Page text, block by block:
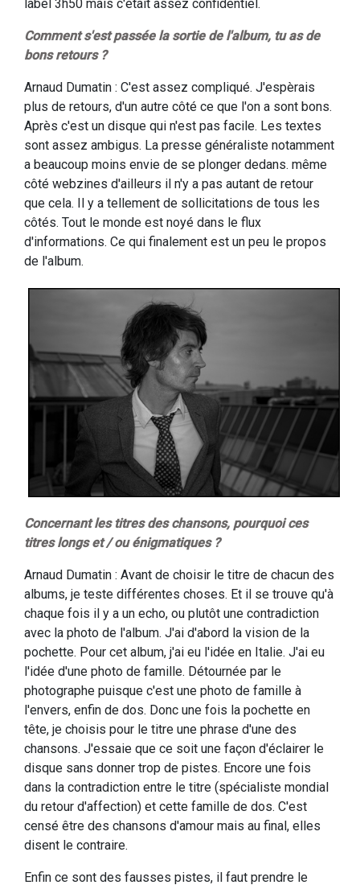
label 3h50 mais c'était assez confidentiel.
Comment s'est passée la sortie de l'album, tu as de
bons retours ?
Arnaud Dumatin : C'est assez compliqué. J'espèrais
plus de retours, d'un autre côté ce que l'on a sont bons.
Après c'est un disque qui n'est pas facile. Les textes
sont assez ambigus. La presse généraliste notamment
a beaucoup moins envie de se plonger dedans. même
côté webzines d'ailleurs il n'y a pas autant de retour
que cela. Il y a tellement de sollicitations de tous les
côtés. Tout le monde est noyé dans le flux
d'informations. Ce qui finalement est un peu le propos
de l'album.
Concernant les titres des chansons, pourquoi ces
titres longs et / ou énigmatiques ?
Arnaud Dumatin : Avant de choisir le titre de chacun des
albums, je teste différentes choses. Et il se trouve qu'à
chaque fois il y a un echo, ou plutôt une contradiction
avec la photo de l'album. J'ai d'abord la vision de la
pochette. Pour cet album, j'ai eu l'idée en Italie. J'ai eu
l'idée d'une photo de famille. Détournée par le
photographe puisque c'est une photo de famille à
l'envers, enfin de dos. Donc une fois la pochette en
tête, je choisis pour le titre une phrase d'une des
chansons. J'essaie que ce soit une façon d'éclairer le
disque sans donner trop de pistes. Encore une fois
dans la contradiction entre le titre (spécialiste mondial
du retour d'affection) et cette famille de dos. C'est
censé être des chansons d'amour mais au final, elles
disent le contraire.
Enfin ce sont des fausses pistes, il faut prendre le